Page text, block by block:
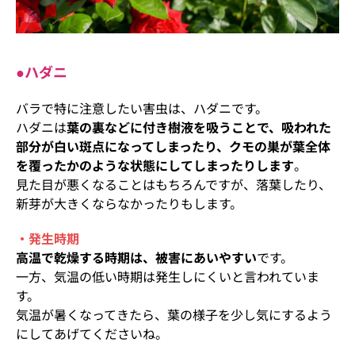
●ハダニ
バラで特に注意したい害虫は、ハダニです。
ハダニは葉の裏などに付き樹液を吸うことで、吸われた
部分が白い斑点になってしまったり、クモの巣が葉全体
を覆ったかのような状態にしてしまったりします。
見た目が悪くなることはもちろんですが、落葉したり、
新芽が大きくならなかったりもします。
・発生時期
高温で乾燥する時期は、被害にあいやすいです。
一方、気温の低い時期は発生しにくいと言われていま
す。
気温が暑くなってきたら、葉の様子を少し気にするよう
にしてあげてくださいね。